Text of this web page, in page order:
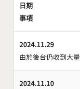
日期
事項
2024.11.29
由於後台仍收到大
2024.11.10